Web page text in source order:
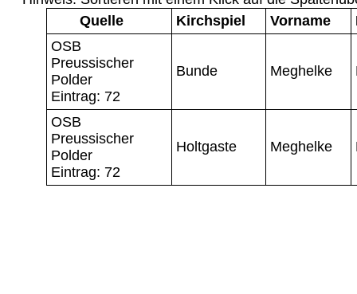
Quelle
Kirchspiel Vorname
OSB
Preussischer
Polder
Eintrag: 72
Bunde Meghelke
OSB
Preussischer
Polder
Eintrag: 72
Holtgaste Meghelke